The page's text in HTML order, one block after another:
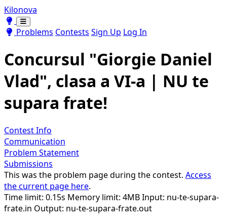
Kilonova
Toggle theme
Toggle theme
Problems Contests Sign Up Log In
Concursul "Giorgie Daniel
Vlad", clasa a VI-a | NU te
supara frate!
Contest Info
Communication
Problem Statement
Submissions
This was the problem page during the contest. Access
the current page here.
Time limit: 0.15s Memory limit: 4MBInput: nu-te-supara-
frate.in Output: nu-te-supara-frate.out